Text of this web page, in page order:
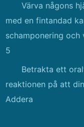
Värva någons
med en fintandad
schamponering och
5
Betrakta ett
reaktionen på att
Addera